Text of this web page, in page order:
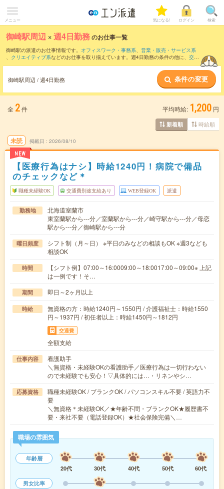
メニュー 気になる! ログイン 検索
御崎駅周辺 ×週4日勤務のお仕事一覧
御崎駅の派遣のお仕事情報です。 オフィスワーク・事務系、 営業・販売・サービス系
、 クリエイティブ系などのお仕事を取り揃えています。週4日勤務の条件の他に、 交通
御崎駅周辺 / 週4日勤務 条件の変更
全 2件 平均時給: 1,200 円
新着順 時給順
未読
NEW
掲載日 2026/08/10
【医療行為はナシ】時給1240円！病院で備品
のチェックなど＊
職種未経験OK 交通費別途支給あり WEB登録OK 派遣
勤務地
北海道室蘭市
東室蘭駅から---分／室蘭駅から---分／崎守駅から---分／母恋
駅から---分／御崎駅から---分
曜日頻度
シフト制（月～日） ※平日のみなどの相談もOK ※週3なども
相談OK
時間
【シフト例】07:00～16:0009:00～18:0017:00～09:00※ 上記
は一例です！そ…
期間 即日～2ヶ月以上
時給
無資格の方：時給1240円～1550円 / 介護福祉士：時給1550
円～1937円 / 初任者以上：時給1450円～1812円
交通費
全額支給
仕事内容
看護助手
＼無資格・未経験OKの看護助手／医療行為は一切行わない
ので未経験でも安心！▽具体的には…・リネンやシ…
応募資格
職種未経験OK / ブランクOK / パソコンスキル不要 / 英語力不
要
＼無資格＊未経験OK／★年齢不問・ブランクOK★履歴書不
要・来社不要（電話登録OK）★社会保険完備＼…
職場の雰囲気
年齢層
20代
30代 40代 50代
60代
男女比率